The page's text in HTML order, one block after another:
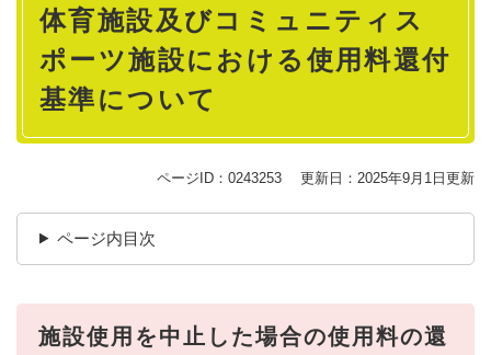
体育施設及びコミュニティス
ポーツ施設における使用料還付
基準について
ページID：0243253 更新日：2025年9月1日更新
ページ内目次
施設使用を中止した場合の使用料の還